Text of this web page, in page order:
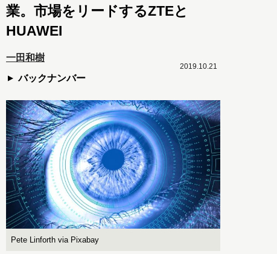
業。市場をリードするZTEと
HUAWEI
一田和樹
バックナンバー
2019.10.21
Pete Linforth via Pixabay